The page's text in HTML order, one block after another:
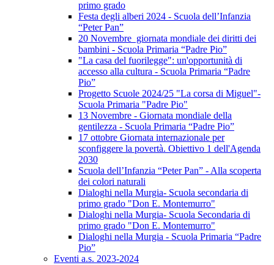
primo grado
Festa degli alberi 2024 - Scuola dell’Infanzia
“Peter Pan”
20 Novembre giornata mondiale dei diritti dei
bambini - Scuola Primaria “Padre Pio”
"La casa del fuorilegge": un'opportunità di
accesso alla cultura - Scuola Primaria “Padre
Pio”
Progetto Scuole 2024/25 "La corsa di Miguel"-
Scuola Primaria "Padre Pio"
13 Novembre - Giornata mondiale della
gentilezza - Scuola Primaria “Padre Pio”
17 ottobre Giornata internazionale per
sconfiggere la povertà. Obiettivo 1 dell'Agenda
2030
Scuola dell’Infanzia “Peter Pan” - Alla scoperta
dei colori naturali
Dialoghi nella Murgia- Scuola secondaria di
primo grado "Don E. Montemurro"
Dialoghi nella Murgia- Scuola Secondaria di
primo grado "Don E. Montemurro"
Dialoghi nella Murgia - Scuola Primaria “Padre
Pio”
Eventi a.s. 2023-2024